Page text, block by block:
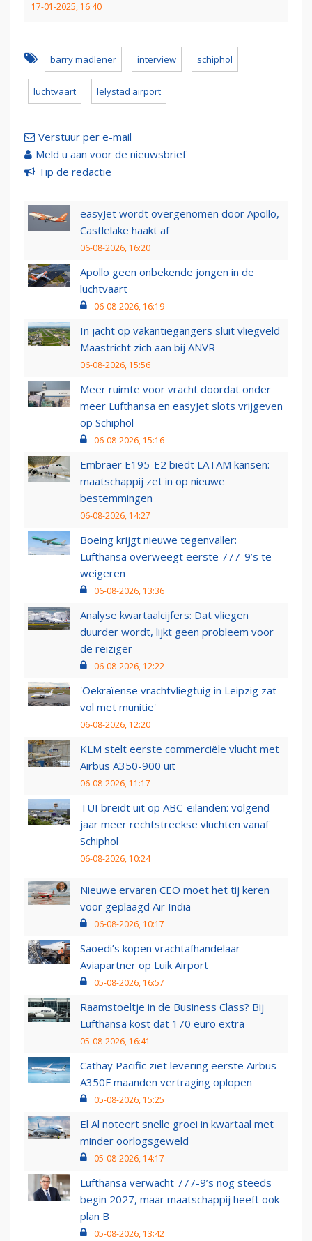
17-01-2025, 16:40
barry madlener interview schiphol
luchtvaart lelystad airport
Verstuur per e-mail
Meld u aan voor de nieuwsbrief
Tip de redactie
easyJet wordt overgenomen door Apollo,
Castlelake haakt af
06-08-2026, 16:20
Apollo geen onbekende jongen in de
luchtvaart
06-08-2026, 16:19
In jacht op vakantiegangers sluit vliegveld
Maastricht zich aan bij ANVR
06-08-2026, 15:56
Meer ruimte voor vracht doordat onder
meer Lufthansa en easyJet slots vrijgeven
op Schiphol
06-08-2026, 15:16
Embraer E195-E2 biedt LATAM kansen:
maatschappij zet in op nieuwe
bestemmingen
06-08-2026, 14:27
Boeing krijgt nieuwe tegenvaller:
Lufthansa overweegt eerste 777-9’s te
weigeren
06-08-2026, 13:36
Analyse kwartaalcijfers: Dat vliegen
duurder wordt, lijkt geen probleem voor
de reiziger
06-08-2026, 12:22
'Oekraïense vrachtvliegtuig in Leipzig zat
vol met munitie'
06-08-2026, 12:20
KLM stelt eerste commerciële vlucht met
Airbus A350-900 uit
06-08-2026, 11:17
TUI breidt uit op ABC-eilanden: volgend
jaar meer rechtstreekse vluchten vanaf
Schiphol
06-08-2026, 10:24
Nieuwe ervaren CEO moet het tij keren
voor geplaagd Air India
06-08-2026, 10:17
Saoedi’s kopen vrachtafhandelaar
Aviapartner op Luik Airport
05-08-2026, 16:57
Raamstoeltje in de Business Class? Bij
Lufthansa kost dat 170 euro extra
05-08-2026, 16:41
Cathay Pacific ziet levering eerste Airbus
A350F maanden vertraging oplopen
05-08-2026, 15:25
El Al noteert snelle groei in kwartaal met
minder oorlogsgeweld
05-08-2026, 14:17
Lufthansa verwacht 777-9’s nog steeds
begin 2027, maar maatschappij heeft ook
plan B
05-08-2026, 13:42